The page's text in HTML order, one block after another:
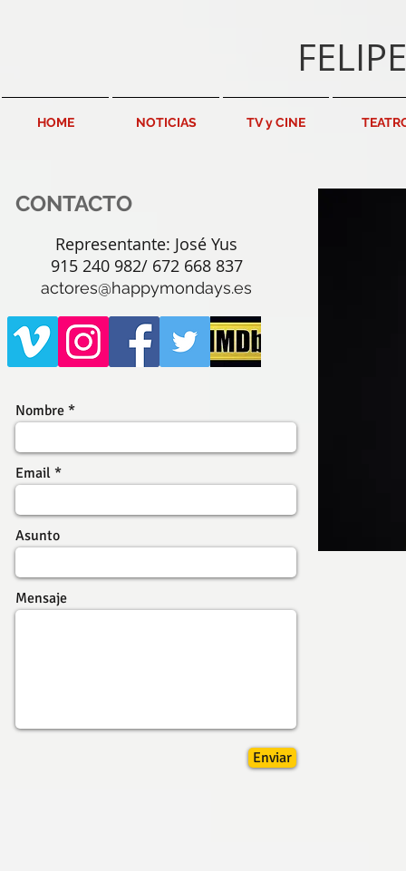
HOME NOTICIAS TV y CINE
CONTACTO
Representante: José Yus
915 240 982/ 672 668 837
actores@happymondays.es
Nombre
Email
Asunto
Mensaje
Enviar